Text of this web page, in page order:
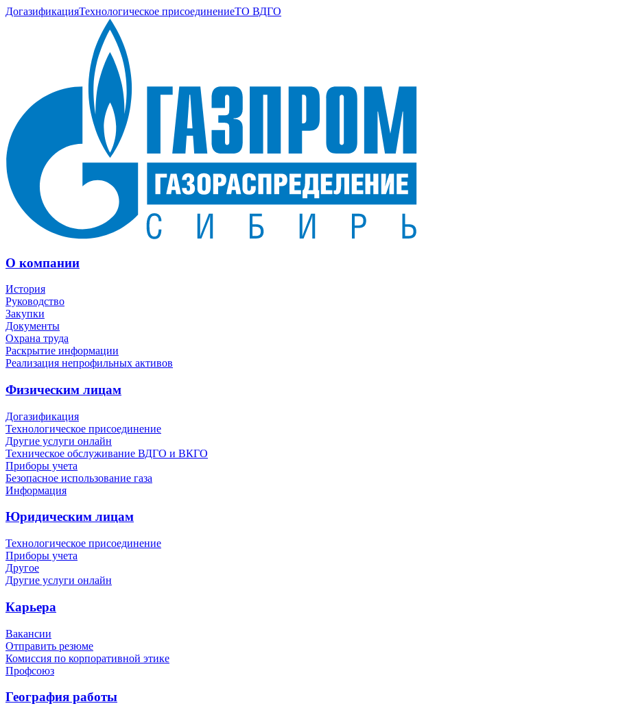
ДогазификацияТехнологическое присоединениеТО ВДГО
О компании
История
Руководство
Закупки
Документы
Охрана труда
Раскрытие информации
Реализация непрофильных активов
Физическим лицам
Догазификация
Технологическое присоединение
Другие услуги онлайн
Техническое обслуживание ВДГО и ВКГО
Приборы учета
Безопасное использование газа
Информация
Юридическим лицам
Технологическое присоединение
Приборы учета
Другое
Другие услуги онлайн
Карьера
Вакансии
Отправить резюме
Комиссия по корпоративной этике
Профсоюз
География работы